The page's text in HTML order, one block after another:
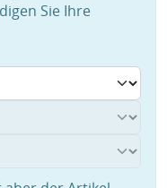
Sie Ihre